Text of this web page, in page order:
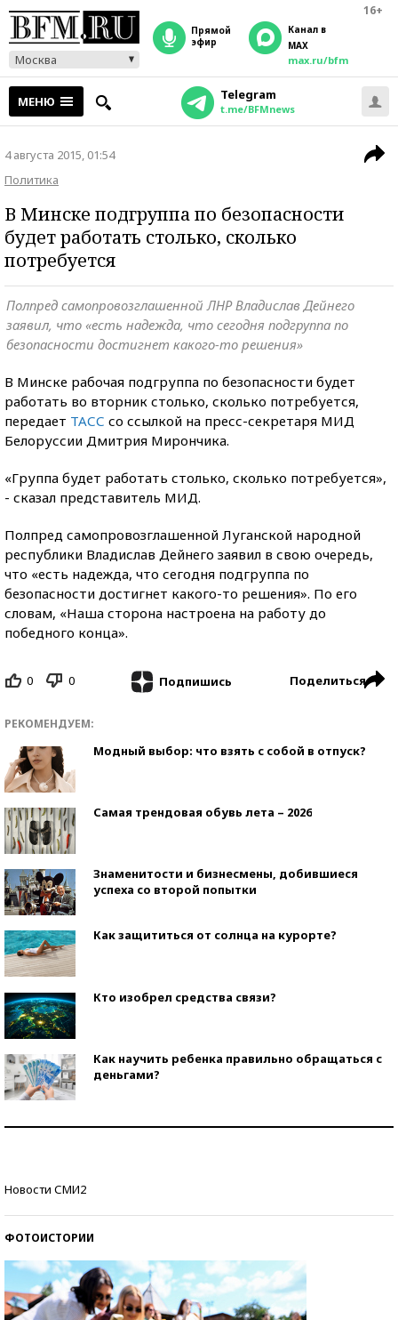
16+
Москва
прямой
эфир
Канал в
MAX
max.ru/bfm
МЕНЮ Telegram
t.me/BFMnews
4 августа 2015, 01:54
Политика
В Минске подгруппа по безопасности
будет работать столько, сколько
потребуется
Полпред самопровозглашенной ЛНР Владислав Дейнего
заявил, что «есть надежда, что сегодня подгруппа по
безопасности достигнет какого-то решения»
В Минске рабочая подгруппа по безопасности будет
работать во вторник столько, сколько потребуется,
передает ТАСС со ссылкой на пресс-секретаря МИД
Белоруссии Дмитрия Мирончика.
«Группа будет работать столько, сколько потребуется»,
- сказал представитель МИД.
Полпред самопровозглашенной Луганской народной
республики Владислав Дейнего заявил в свою очередь,
что «есть надежда, что сегодня подгруппа по
безопасности достигнет какого-то решения». По его
словам, «Наша сторона настроена на работу до
победного конца».
0 0 Подпишись Поделиться
РЕКОМЕНДУЕМ:
Модный выбор: что взять с собой в отпуск?
Самая трендовая обувь лета – 2026
Знаменитости и бизнесмены, добившиеся
успеха со второй попытки
Как защититься от солнца на курорте?
Кто изобрел средства связи?
Как научить ребенка правильно обращаться с
деньгами?
Новости СМИ2
ФОТОИСТОРИИ